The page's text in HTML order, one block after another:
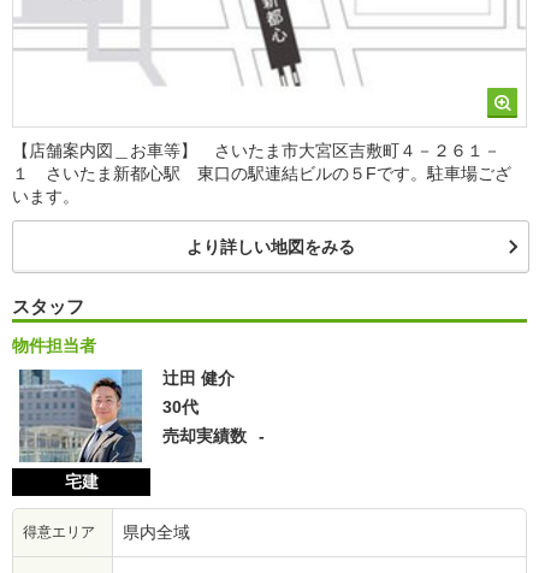
【店舗案内図＿お車等】 さいたま市大宮区吉敷町４－２６１－
１ さいたま新都心駅 東口の駅連結ビルの５Fです。駐車場ござ
います。
より詳しい地図をみる
スタッフ
物件担当者
宅建
辻田 健介
30代
売却実績数
-
得意エリア 県内全域